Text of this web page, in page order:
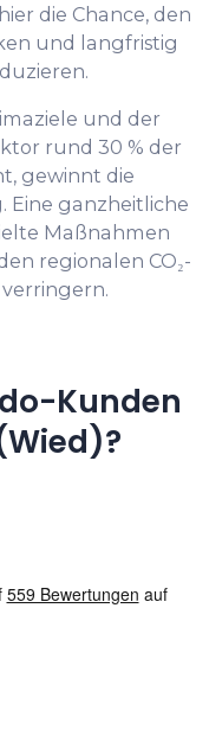
die Chance, den
und langfristig
und der
rund 30 % der
gewinnt die
Eine ganzheitliche
Maßnahmen
regionalen CO₂-
Kunden